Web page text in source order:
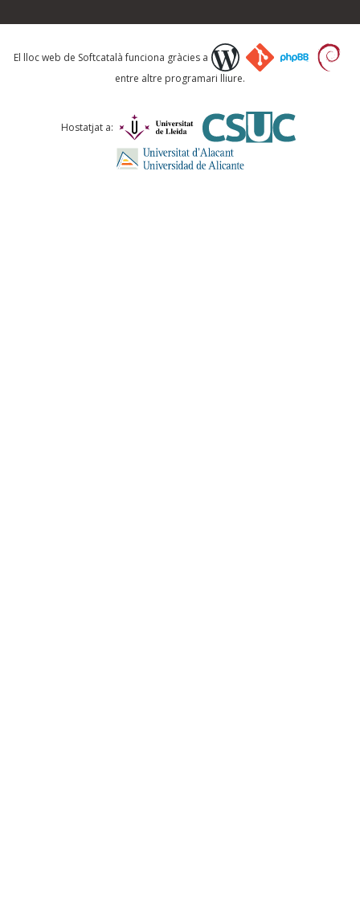
Què proposeu?
Comentari *
El lloc web de Softcatalà funciona gràcies a
entre altre programari lliure.
Hostatjat a: